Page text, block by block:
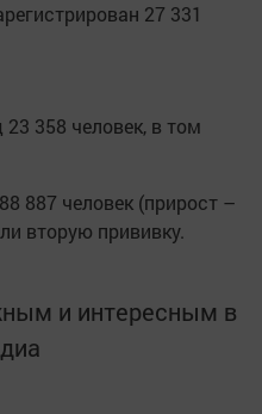
27 331
358 человек, в том
887 человек (прирост –
вторую прививку.
и интересным в